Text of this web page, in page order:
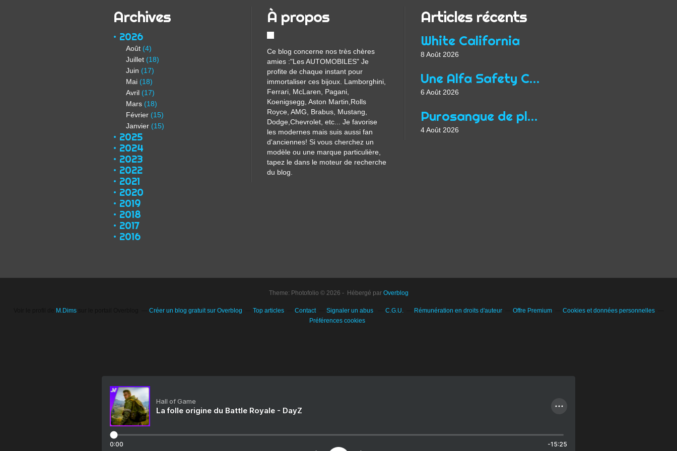
Archives
2026
Août (4)
Juillet (18)
Juin (17)
Mai (18)
Avril (17)
Mars (18)
Février (15)
Janvier (15)
2025
2024
2023
2022
2021
2020
2019
2018
2017
2016
À propos
Ce blog concerne nos très chères
amies :"Les AUTOMOBILES" Je
profite de chaque instant pour
immortaliser ces bijoux. Lamborghini,
Ferrari, McLaren, Pagani,
Koenigsegg, Aston Martin,Rolls
Royce, AMG, Brabus, Mustang,
Dodge,Chevrolet, etc... Je favorise
les modernes mais suis aussi fan
d'anciennes! Si vous cherchez un
modèle ou une marque particulière,
tapez le dans le moteur de recherche
du blog.
Articles récents
White California
8 Août 2026
Une Alfa Safety Car
6 Août 2026
Purosangue de plus
4 Août 2026
Theme: Photofolio © 2026 - Hébergé par Overblog
M.Dimssur le portail Overblog Créer un blog gratuit sur Overblog Top articles Contact Signaler un abus C.G.U. Rémunération en droits d'auteur Offre Premium
Cookies et données personnelles
Préférences cookies
Hall of Game
La folle origine du Battle Royale - DayZ
0:00 -15:25